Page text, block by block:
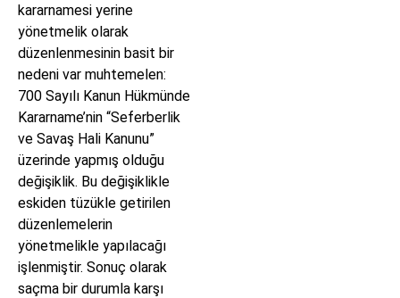
kararnamesi yerine
yönetmelik olarak
düzenlenmesinin basit bir
nedeni var muhtemelen:
700 Sayılı Kanun Hükmünde
Kararname’nin “Seferberlik
ve Savaş Hali Kanunu”
üzerinde yapmış olduğu
değişiklik. Bu değişiklikle
eskiden tüzükle getirilen
düzenlemelerin
yönetmelikle yapılacağı
işlenmiştir. Sonuç olarak
saçma bir durumla karşı